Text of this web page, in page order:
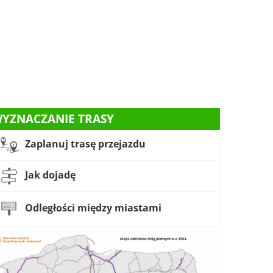
TRASY
Zaplanuj trasę przejazdu
Jak dojadę
Odległości między miastami